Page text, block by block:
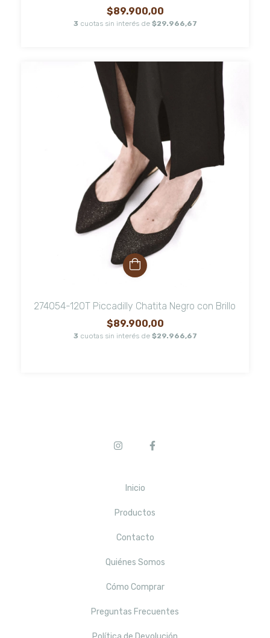
$89.900,00
3 cuotas sin interés de $29.966,67
274054-120T Piccadilly Chatita Negro con Brillo
$89.900,00
3 cuotas sin interés de $29.966,67
Inicio
Productos
Contacto
Quiénes Somos
Cómo Comprar
Preguntas Frecuentes